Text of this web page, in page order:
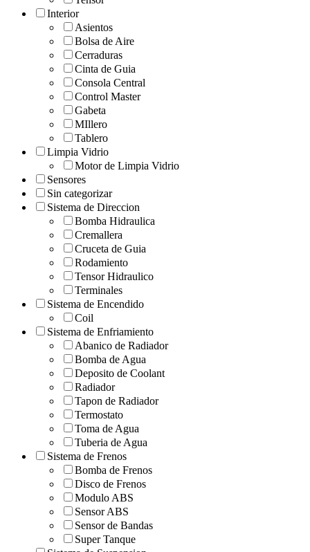
Interior
Asientos
Bolsa de Aire
Cerraduras
Cinta de Guia
Consola Central
Control Master
Gabeta
MIllero
Tablero
Limpia Vidrio
Motor de Limpia Vidrio
Sensores
Sin categorizar
Sistema de Direccion
Bomba Hidraulica
Cremallera
Cruceta de Guia
Rodamiento
Tensor Hidraulico
Terminales
Sistema de Encendido
Coil
Sistema de Enfriamiento
Abanico de Radiador
Bomba de Agua
Deposito de Coolant
Radiador
Tapon de Radiador
Termostato
Toma de Agua
Tuberia de Agua
Sistema de Frenos
Bomba de Frenos
Disco de Frenos
Modulo ABS
Sensor ABS
Sensor de Bandas
Super Tanque